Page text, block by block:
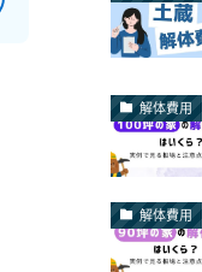
解体費用
解体費用